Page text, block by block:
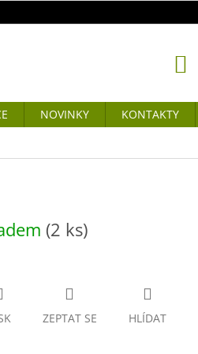
NOVINKY KONTAKTY
(2 ks)
ZEPTAT SE HLÍDAT